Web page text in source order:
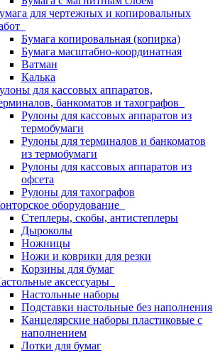
для чертежных и копировальных
Бумага копировальная (копирка)
Бумага масштабно-координатная
Ватман
Калька
для кассовых аппаратов,
банкоматов и тахографов
Рулоны для кассовых аппаратов из
термобумаги
Рулоны для терминалов и банкоматов
из термобумаги
Рулоны для кассовых аппаратов из
офсета
Рулоны для тахографов
оборудование
Степлеры, скобы, антистеплеры
Дыроколы
Ножницы
Ножи и коврики для резки
Корзины для бумаг
аксессуары
Настольные наборы
Подставки настольные без наполнения
Канцелярские наборы пластиковые с
наполнением
Лотки для бумаг